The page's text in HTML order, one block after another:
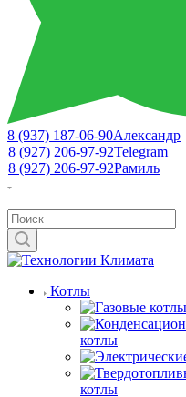
8 (937) 187-06-90Александр
8 (927) 206-97-92Telegram
8 (927) 206-97-92Рамиль
Котлы
котлы
котлы